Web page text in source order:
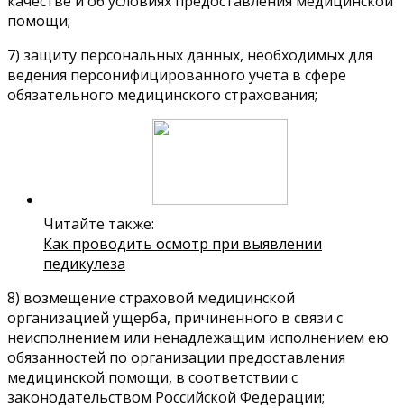
помощи;
7) защиту персональных данных, необходимых для
ведения персонифицированного учета в сфере
обязательного медицинского страхования;
Читайте также:
Как проводить осмотр при выявлении
педикулеза
8) возмещение страховой медицинской
организацией ущерба, причиненного в связи с
неисполнением или ненадлежащим исполнением ею
обязанностей по организации предоставления
медицинской помощи, в соответствии с
законодательством Российской Федерации;